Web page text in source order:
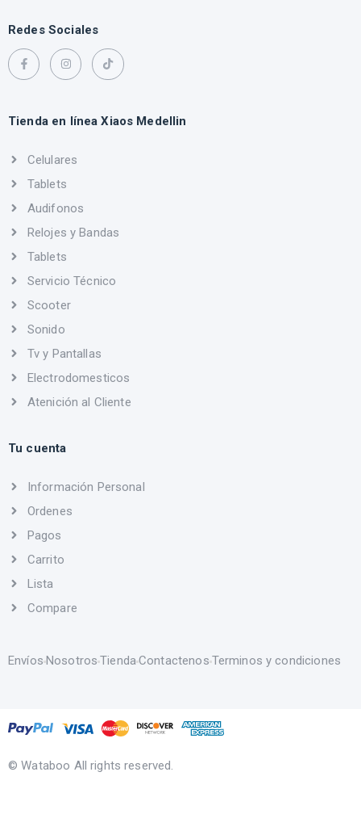
Redes Sociales
Tienda en línea Xiaos Medellin
Celulares
Tablets
Audifonos
Relojes y Bandas
Tablets
Servicio Técnico
Scooter
Sonido
Tv y Pantallas
Electrodomesticos
Atenición al Cliente
Tu cuenta
Información Personal
Ordenes
Pagos
Carrito
Lista
Compare
Envíos NosotrosTiendaContactenos Terminos y condiciones
© Wataboo All rights reserved.